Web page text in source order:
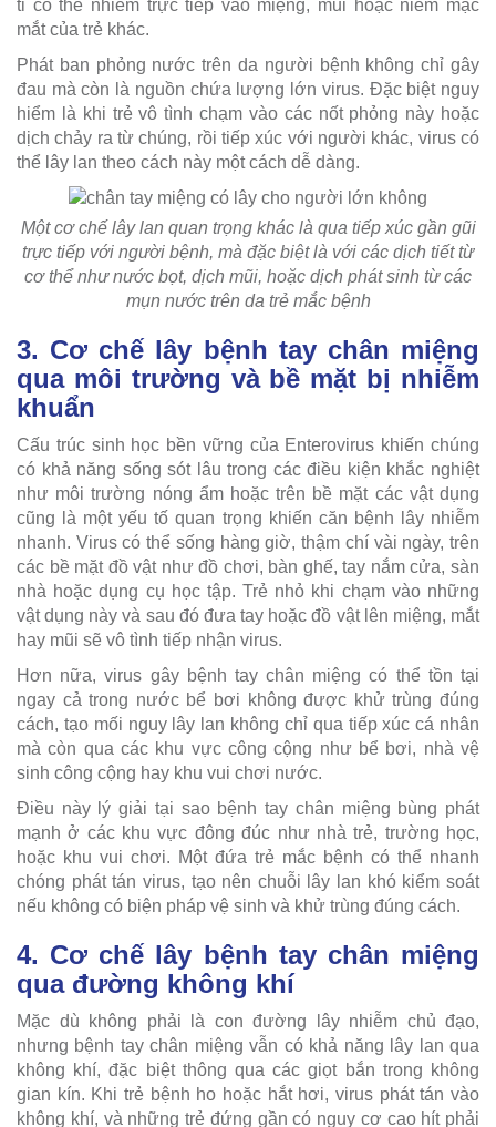
ti có thể nhiễm trực tiếp vào miệng, mũi hoặc niêm mạc
mắt của trẻ khác.
Phát ban phỏng nước trên da người bệnh không chỉ gây
đau mà còn là nguồn chứa lượng lớn virus. Đặc biệt nguy
hiểm là khi trẻ vô tình chạm vào các nốt phỏng này hoặc
dịch chảy ra từ chúng, rồi tiếp xúc với người khác, virus có
thể lây lan theo cách này một cách dễ dàng.
Một cơ chế lây lan quan trọng khác là qua tiếp xúc gần gũi
trực tiếp với người bệnh, mà đặc biệt là với các dịch tiết từ
cơ thể như nước bọt, dịch mũi, hoặc dịch phát sinh từ các
mụn nước trên da trẻ mắc bệnh
3. Cơ chế lây bệnh tay chân miệng
qua môi trường và bề mặt bị nhiễm
khuẩn
Cấu trúc sinh học bền vững của Enterovirus khiến chúng
có khả năng sống sót lâu trong các điều kiện khắc nghiệt
như môi trường nóng ẩm hoặc trên bề mặt các vật dụng
cũng là một yếu tố quan trọng khiến căn bệnh lây nhiễm
nhanh. Virus có thể sống hàng giờ, thậm chí vài ngày, trên
các bề mặt đồ vật như đồ chơi, bàn ghế, tay nắm cửa, sàn
nhà hoặc dụng cụ học tập. Trẻ nhỏ khi chạm vào những
vật dụng này và sau đó đưa tay hoặc đồ vật lên miệng, mắt
hay mũi sẽ vô tình tiếp nhận virus.
Hơn nữa, virus gây bệnh tay chân miệng có thể tồn tại
ngay cả trong nước bể bơi không được khử trùng đúng
cách, tạo mối nguy lây lan không chỉ qua tiếp xúc cá nhân
mà còn qua các khu vực công cộng như bể bơi, nhà vệ
sinh công cộng hay khu vui chơi nước.
Điều này lý giải tại sao bệnh tay chân miệng bùng phát
mạnh ở các khu vực đông đúc như nhà trẻ, trường học,
hoặc khu vui chơi. Một đứa trẻ mắc bệnh có thể nhanh
chóng phát tán virus, tạo nên chuỗi lây lan khó kiểm soát
nếu không có biện pháp vệ sinh và khử trùng đúng cách.
4. Cơ chế lây bệnh tay chân miệng
qua đường không khí
Mặc dù không phải là con đường lây nhiễm chủ đạo,
nhưng bệnh tay chân miệng vẫn có khả năng lây lan qua
không khí, đặc biệt thông qua các giọt bắn trong không
gian kín. Khi trẻ bệnh ho hoặc hắt hơi, virus phát tán vào
không khí, và những trẻ đứng gần có nguy cơ cao hít phải